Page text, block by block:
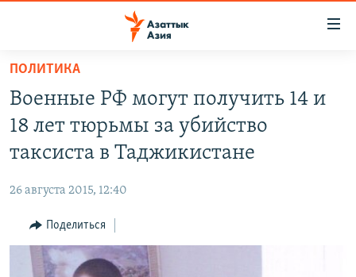
Вернуться
основному
содержанию
главной
навигации
Вернутся
поиску
ТАДЖИКИСТАН
ВОЙНА В УКРАИНЕ
ҚАЗАҚША
КЫРГЫЗЧА
ЎЗБЕКЧА
ПОЛИТИКА
Военные РФ могут получить 14 и
18 лет тюрьмы за убийство
таксиста в Таджикистане
26 августа 2015, 12:40
Поделиться